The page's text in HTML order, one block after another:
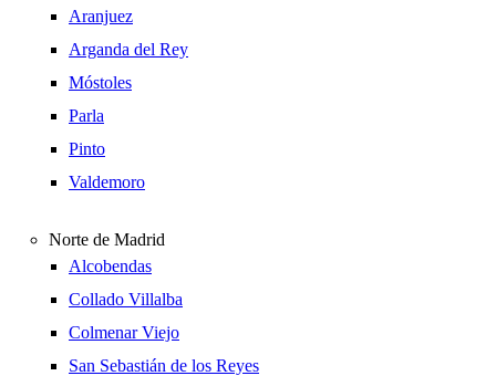
Aranjuez
Arganda del Rey
Móstoles
Parla
Pinto
Valdemoro
Norte de Madrid
Alcobendas
Collado Villalba
Colmenar Viejo
San Sebastián de los Reyes